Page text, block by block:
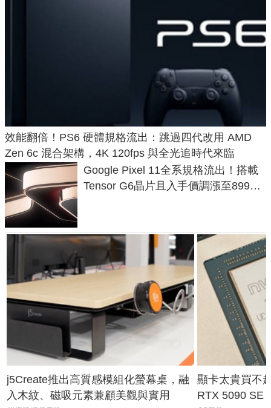
效能翻倍！PS6 硬體規格流出：跳過四代改用 AMD
Zen 6c 混合架構，4K 120fps 與全光追時代來臨
Google Pixel 11全系規格流出！搭載
Tensor G6晶片且入手價調漲至899美
j5Create推出高質感模組化螢幕桌，融
入木紋、磁吸元素兼顧美觀與實用
顯卡太貴買不
RTX 5090 SE